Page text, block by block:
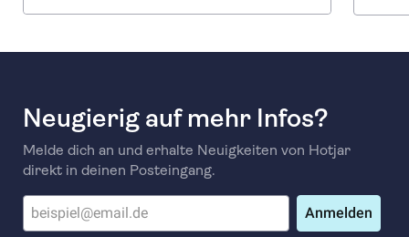
Neugierig auf mehr Infos?
Melde dich an und erhalte Neuigkeiten von Hotjar
direkt in deinen Posteingang.
Anmelden